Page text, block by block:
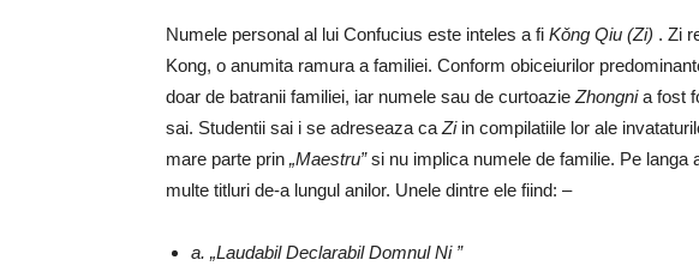
Numele personal al lui Confucius este inteles a fi Kǒng Qiu (Zi) . Zi
Kong, o anumita ramura a familiei. Conform obiceiurilor
doar de batranii familiei, iar numele sau de curtoazie Zhongnia fost
sai. Studentii sai i se adreseaza ca Ziin compilatiile lor ale
mare parte prin „Maestru”si nu implica numele de familie. Pe langa
multe titluri de-a lungul anilor. Unele dintre ele fiind: –
a. „Laudabil Declarabil Domnul Ni ”